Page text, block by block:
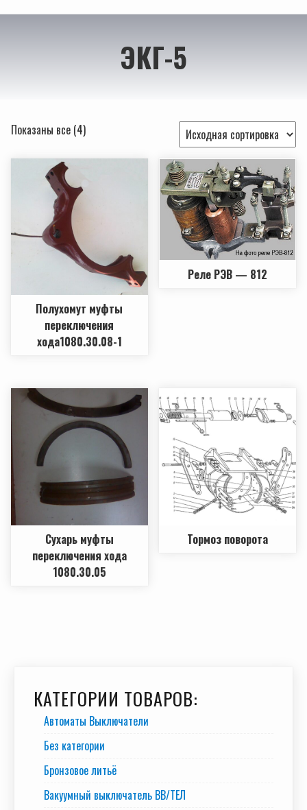
ЭКГ-5
Показаны все (4)
Полухомут муфты
переключения
хода1080.30.08-1
Реле РЭВ — 812
Сухарь муфты
переключения хода
1080.30.05
Тормоз поворота
КАТЕГОРИИ ТОВАРОВ:
Автоматы Выключатели
Без категории
Бронзовое литьё
Вакуумный выключатель BB/TEЛ